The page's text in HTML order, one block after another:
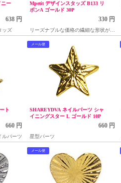
ニー
638 円
ッズ
Mpetit デザインスタッズ B133 リ
ボンA ゴールド 30P
330 円
リーズナブルな価格の繊細な形状が特
長の可愛いスタッズシリーズ
ト
660 円
ルパーツ
メール便
SHAREYDVA ネイルパーツ シャ
イニングスター L ゴールド 10P
660 円
星型パーツ
メール便